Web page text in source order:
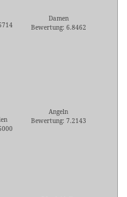
Damen
Bewertung: 6.8462
Angeln
Bewertung: 7.2143